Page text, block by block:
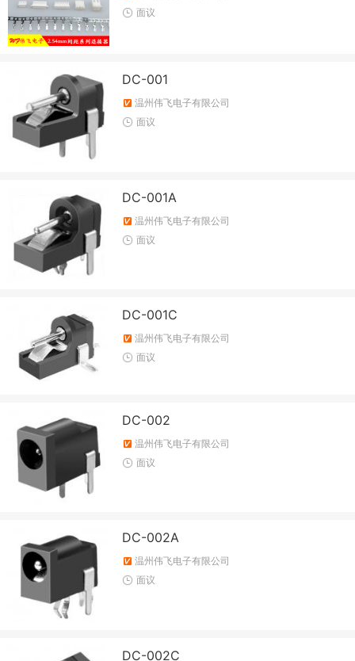
面议
DC-001
温州伟飞电子有限公司
面议
DC-001A
温州伟飞电子有限公司
面议
DC-001C
温州伟飞电子有限公司
面议
DC-002
温州伟飞电子有限公司
面议
DC-002A
温州伟飞电子有限公司
面议
DC-002C